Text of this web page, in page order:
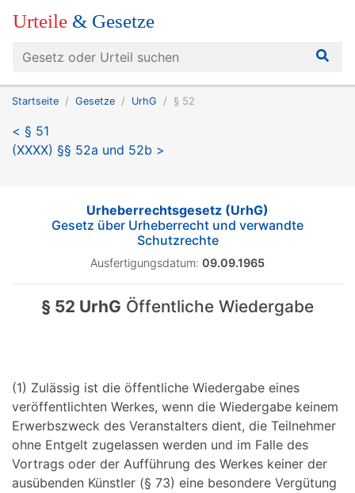
Urteile & Gesetze
Startseite Gesetze UrhG § 52
< § 51
(XXXX) §§ 52a und 52b >
Urheberrechtsgesetz (UrhG)
Gesetz über Urheberrecht und verwandte
Schutzrechte
Ausfertigungsdatum: 09.09.1965
§ 52 UrhG Öffentliche Wiedergabe
(1) Zulässig ist die öffentliche Wiedergabe eines
veröffentlichten Werkes, wenn die Wiedergabe keinem
Erwerbszweck des Veranstalters dient, die Teilnehmer
ohne Entgelt zugelassen werden und im Falle des
Vortrags oder der Aufführung des Werkes keiner der
ausübenden Künstler (§ 73) eine besondere Vergütung